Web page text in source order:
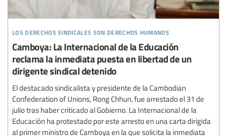
los derechos sindicales son derechos humanos
Camboya: La Internacional de la Educación
reclama la inmediata puesta en libertad de un
dirigente sindical detenido
El destacado sindicalista y presidente de la Cambodian
Confederation of Unions, Rong Chhun, fue arrestado el 31 de
julio tras haber criticado al Gobierno. La Internacional de la
Educación ha protestado por este arresto en una carta dirigida
al primer ministro de Camboya en la que solicita la inmediata